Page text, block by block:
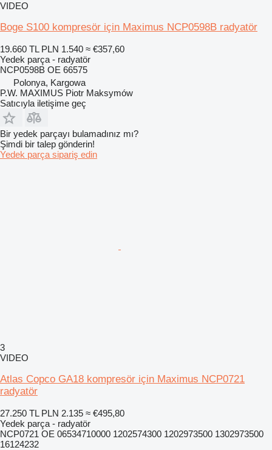
VIDEO
Boge S100 kompresör için Maximus NCP0598B radyatör
19.660 TL PLN 1.540 ≈ €357,60
Yedek parça - radyatör
NCP0598B OE 66575
Polonya, Kargowa
P.W. MAXIMUS Piotr Maksymów
Satıcıyla iletişime geç
Bir yedek parçayı bulamadınız mı?
Şimdi bir talep gönderin!
Yedek parça sipariş edin
3
VIDEO
Atlas Copco GA18 kompresör için Maximus NCP0721
radyatör
27.250 TL PLN 2.135 ≈ €495,80
Yedek parça - radyatör
NCP0721 OE 06534710000 1202574300 1202973500 1302973500
16124232